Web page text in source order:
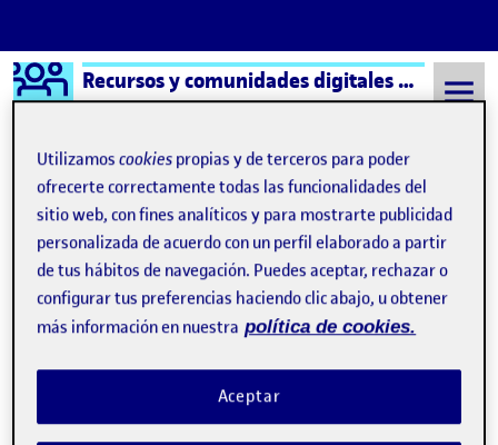
Saltar al contenido
Logo Ágora Recursos y comunidades digitales aula 3
Semestre 20221 - Aula 3 Valentina Bottaro Suarez
Valentina Bottaro Suarez
Propuesta de Cabecera grupo 8
Publicado por
Valentina Bottaro Suarez
Fecha de publicación17 noviembre, 2022 1:57 pm
-comentario
Utilizamoscookies propias y de terceros para poder
ofrecerte correctamente todas las funcionalidades del
sitio web, con fines analíticos y para mostrarte publicidad
personalizada de acuerdo con un perfil elaborado a partir
de tus hábitos de navegación. Puedes aceptar, rechazar o
configurar tus preferencias haciendo clic abajo, u obtener
más información en nuestra política de cookies.
Aceptar